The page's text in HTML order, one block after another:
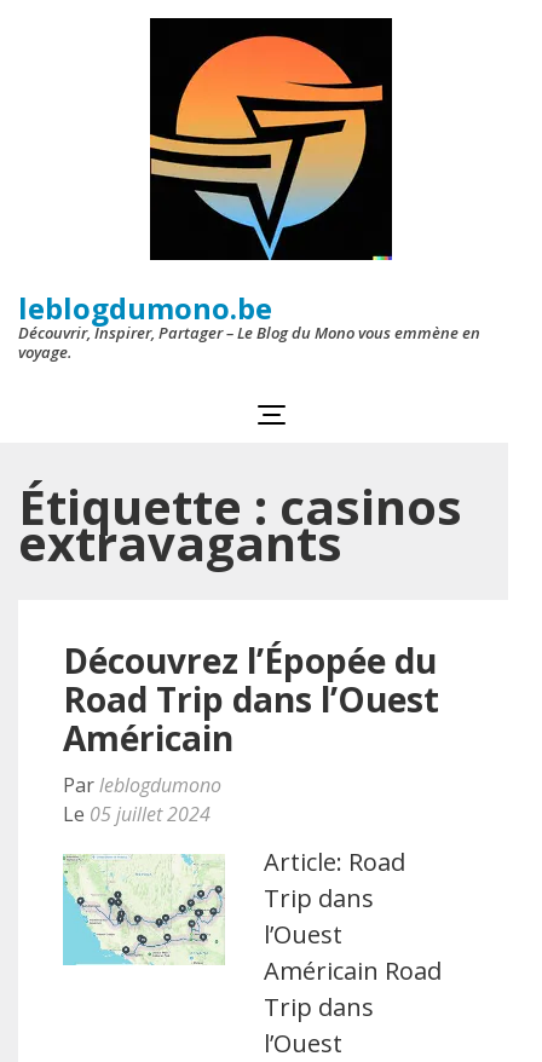
leblogdumono.be
Découvrir, Inspirer, Partager – Le Blog du Mono vous emmène en
voyage.
Étiquette : casinos
extravagants
Découvrez l’Épopée du
Road Trip dans l’Ouest
Américain
Parleblogdumono
Le 05 juillet 2024
Article: Road
Trip dans
l’Ouest
Américain Road
Trip dans
l’Ouest